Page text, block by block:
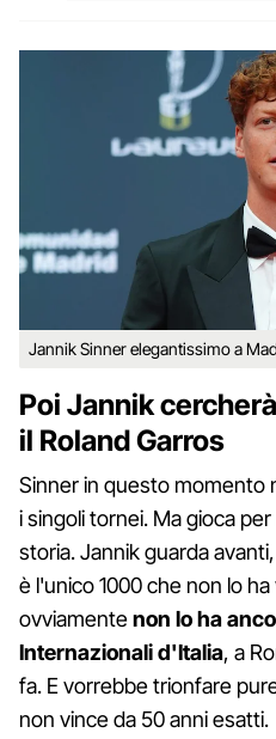
Jannik Sinner elegantissimo a
Poi Jannik
il Roland Garros
Sinner in questo momento
i singoli tornei. Ma gioca
storia. Jannik guarda
è l'unico 1000 che non lo
ovviamentenon lo ha
Internazionali d'Italia, a
fa. E vorrebbe trionfare
non vince da 50 anni esatti.